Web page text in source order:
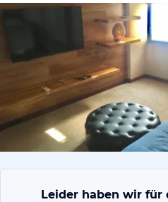
Leider haben wir für